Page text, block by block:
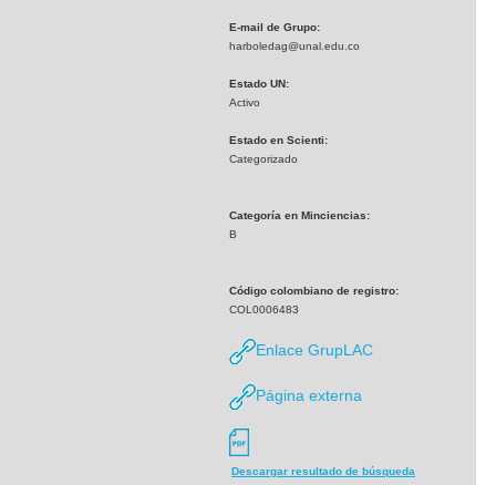
E-mail de Grupo:
harboledag@unal.edu.co
Estado UN:
Activo
Estado en Scienti:
Categorizado
Categoría en Minciencias:
B
Código colombiano de registro:
COL0006483
Enlace GrupLAC
Página externa
Descargar resultado de búsqueda